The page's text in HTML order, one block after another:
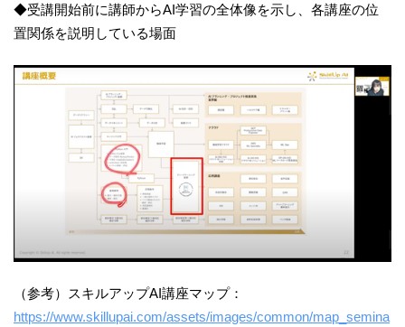
◆受講開始前に講師からAI学習の全体像を示し、各講座の位
置関係を説明している場面
（参考）スキルアップAI講座マップ：
https://www.skillupai.com/assets/images/common/map_semina